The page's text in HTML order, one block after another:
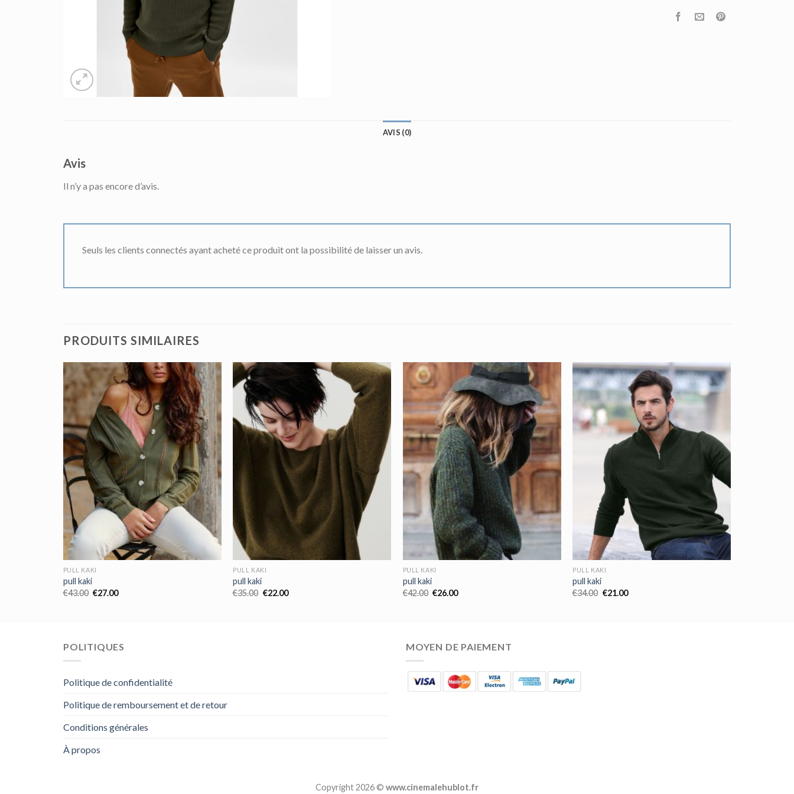
AVIS (0)
Avis
Il n’y a pas encore d’avis.
Seuls les clients connectés ayant acheté ce produit ont la possibilité de laisser un avis.
PRODUITS SIMILAIRES
PULL KAKI
pull kaki
€43.00 €27.00
PULL KAKI
pull kaki
€35.00 €22.00
PULL KAKI
pull kaki
€42.00 €26.00
PULL KAKI
pull kaki
€34.00 €21.00
POLITIQUES
Politique de confidentialité
Politique de remboursement et de retour
Conditions générales
À propos
MOYEN DE PAIEMENT
Copyright 2026 © www.cinemalehublot.fr